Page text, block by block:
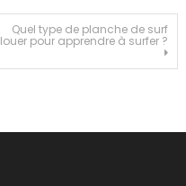
Quel type de planche de surf
louer pour apprendre à surfer ?